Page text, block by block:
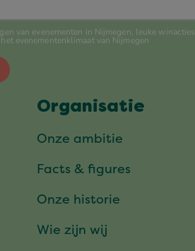
Organisatie
Onze ambitie
Facts & figures
Onze historie
Wie zijn wij